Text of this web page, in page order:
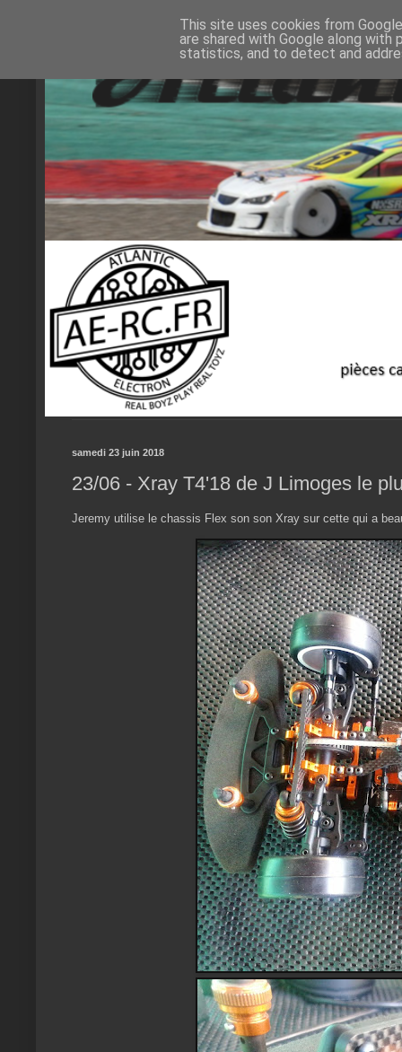
samedi 23 juin 2018
23/06 - Xray T4'18 de J Limoges le
Jeremy utilise le chassis Flex son son Xray sur cette qui a
This site uses cookies from
are shared with Google along
statistics, and to detect and